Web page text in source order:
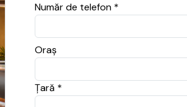
Număr de telefon *
Oraș
Ţară *